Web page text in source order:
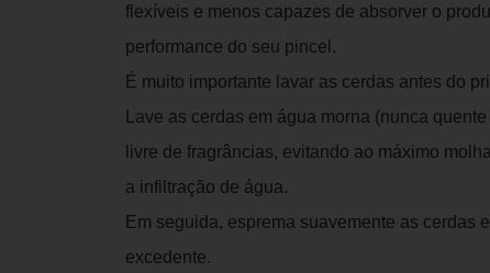
flexíveis e menos capazes de absorver o
performance do seu pincel.
É muito importante lavar as cerdas antes do
Lave as cerdas em água morna (nunca
livre de fragrâncias, evitando ao máximo
a infiltração de água.
Em seguida, esprema suavemente as cerdas
excedente.